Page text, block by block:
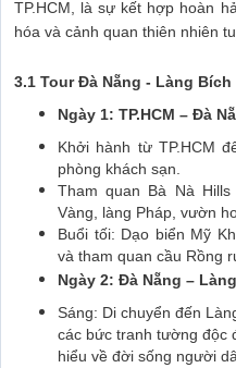
TP.HCM, là sự kết hợp hoàn
hóa và cảnh quan thiên nhiên
3.1 Tour Đà Nẵng - Làng Bích
Ngày 1: TP.HCM – Đà
Khởi hành từ TP.HCM
phòng khách sạn.
Tham quan Bà Nà
Vàng, làng Pháp, vườn
Buổi tối: Dạo biển Mỹ
và tham quan cầu Rồng
Ngày 2: Đà Nẵng –
Sáng: Di chuyển đến
các bức tranh tường độc
hiểu về đời sống người